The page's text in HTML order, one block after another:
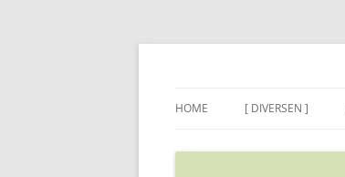
Ga
HOME [ DIVERSEN ]